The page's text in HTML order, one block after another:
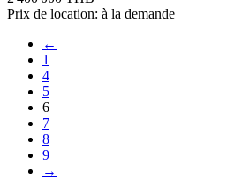
Prix de location: à la demande
←
1
4
5
6
7
8
9
→